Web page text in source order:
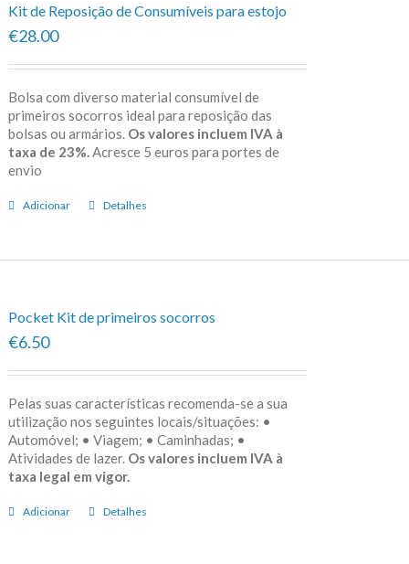
Kit de Reposição de Consumíveis para estojo
€28.00
Bolsa com diverso material consumível de
primeiros socorros ideal para reposição das
bolsas ou armários. Os valores incluem IVA à
taxa de 23%. Acresce 5 euros para portes de
envio
Adicionar Detalhes
Pocket Kit de primeiros socorros
€6.50
Pelas suas características recomenda-se a sua
utilização nos seguintes locais/situações: •
Automóvel; • Viagem; • Caminhadas; •
Atividades de lazer. Os valores incluem IVA à
taxa legal em vigor.
Adicionar Detalhes